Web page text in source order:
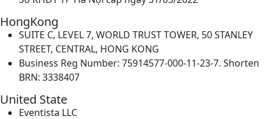
HongKong
SUITE C, LEVEL 7, WORLD TRUST TOWER, 50 STANLEY
STREET, CENTRAL, HONG KONG
Business Reg Number: 75914577-000-11-23-7. Shorten
BRN: 3338407
United State
Eventista LLC